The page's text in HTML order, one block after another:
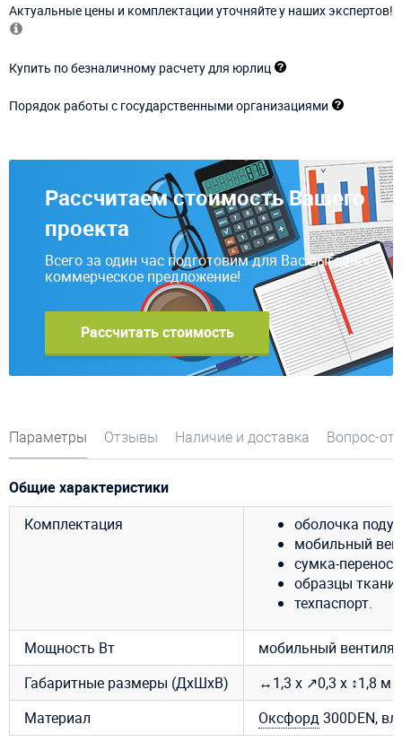
Актуальные цены и комплектации уточняйте у наших экспертов!
Купить по безналичному расчету для юрлиц
Порядок работы с государственными организациями
Рассчитаем стоимость Вашего
проекта
Всего за один час подготовим для Вас выгодное
коммерческое предложение!
Рассчитать стоимость
Параметры Отзывы Наличие и доставка Вопрос-
Общие характеристики
Комплектация
оболочка
мобильный
сумка-
образцы ткани
техпаспорт.
Мощность Вт
мобильный
Габаритные размеры (ДхШхВ)
↔1,3 х ↗0,3 х ↕1,8 м
Материал
Оксфорд300DEN,